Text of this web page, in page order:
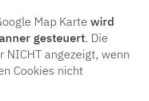
Map Karte wird
gesteuert. Die
NICHT angezeigt, wenn
Cookies nicht